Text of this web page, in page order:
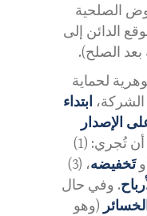
الصلحية
الدائن إلى
الصلح).
لحماية
ابتداء
الإصدار
، أن تُجري: (1)
تَخفيضه
، (3)
. وفي حال
(وهو